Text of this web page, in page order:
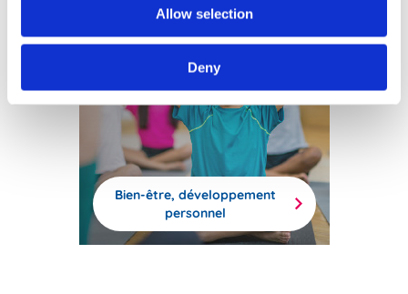
Allow selection
Deny
Bien-être, développement
personnel